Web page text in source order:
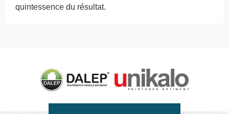
quintessence du résultat.